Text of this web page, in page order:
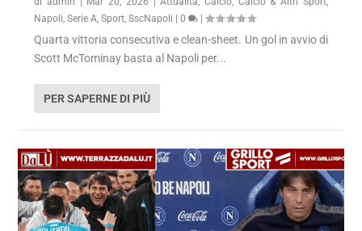
Napoli,Serie A,Sport,SscNapoli |0 |
Quarta vittoria consecutiva e clean-sheet. Un gol in avvio di
Scott McTominay basta al Napoli per...
PER SAPERNE DI PIÙ